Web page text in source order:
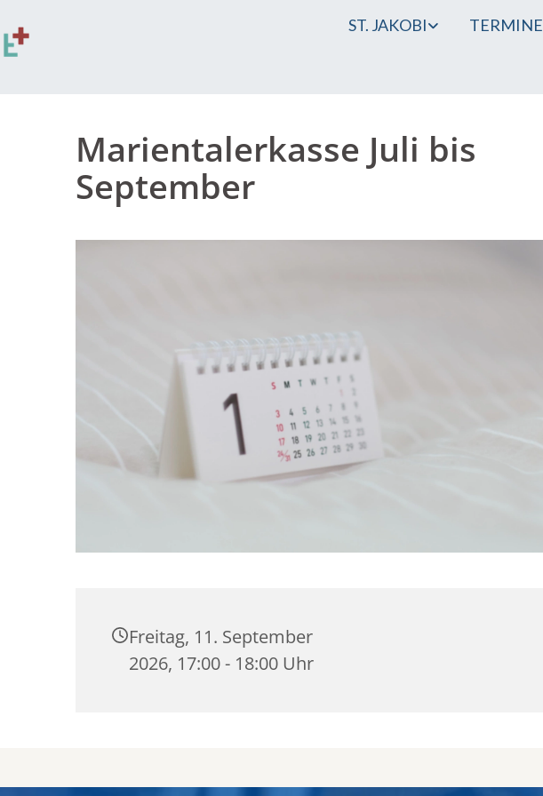
ST. JAKOBI TERMINE
Marientalerkasse Juli bis
September
Freitag, 11. September
2026, 17:00 - 18:00 Uhr